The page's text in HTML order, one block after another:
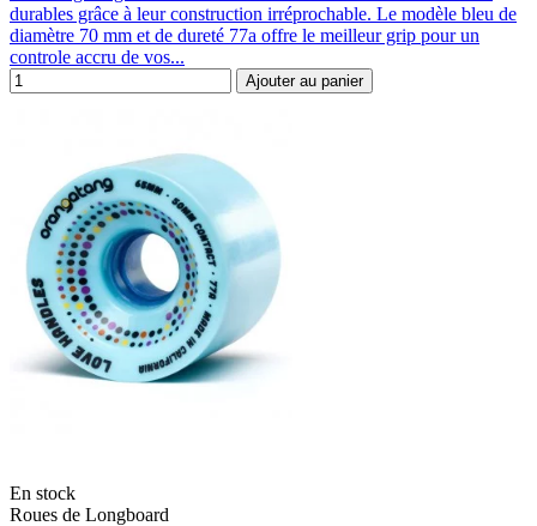
durables grâce à leur construction irréprochable. Le modèle bleu de
diamètre 70 mm et de dureté 77a offre le meilleur grip pour un
controle accru de vos...
Ajouter au panier
En stock
Roues de Longboard